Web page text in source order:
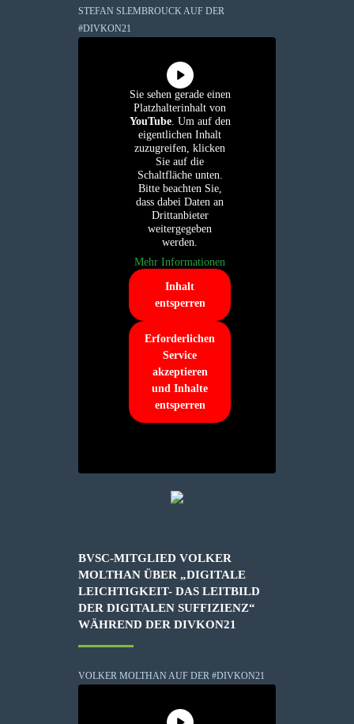
STEFAN SLEMBROUCK AUF DER
#DIVKON21
Sie sehen gerade einen
Platzhalterinhalt von
YouTube. Um auf den
eigentlichen Inhalt
zuzugreifen, klicken
Sie auf die
Schaltfläche unten.
Bitte beachten Sie,
dass dabei Daten an
Drittanbieter
weitergegeben
werden.
Mehr Informationen
Inhalt
entsperren
Erforderlichen
Service
akzeptieren
und Inhalte
entsperren
BVSC-MITGLIED VOLKER
MOLTHAN ÜBER „DIGITALE
LEICHTIGKEIT- DAS LEITBILD
DER DIGITALEN SUFFIZIENZ“
WÄHREND DER DIVKON21
VOLKER MOLTHAN AUF DER #DIVKON21